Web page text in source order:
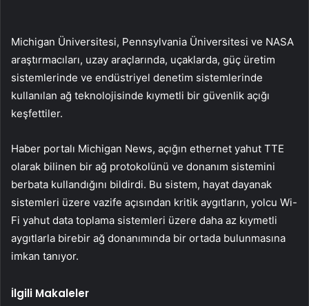
Michigan Üniversitesi, Pennsylvania Üniversitesi ve NASA
araştırmacıları, uzay araçlarında, uçaklarda, güç üretim
sistemlerinde ve endüstriyel denetim sistemlerinde
kullanılan ağ teknolojisinde kıymetli bir güvenlik açığı
keşfettiler.
Haber portalı Michigan News, açığın ethernet yahut TTE
olarak bilinen bir ağ protokolünü ve donanım sistemini
berbata kullandığını bildirdi. Bu sistem, hayat dayanak
sistemleri üzere vazife açısından kritik aygıtların, yolcu Wi-
Fi yahut data toplama sistemleri üzere daha az kıymetli
aygıtlarla birebir ağ donanımında bir ortada bulunmasına
imkan tanıyor.
İlgili Makaleler